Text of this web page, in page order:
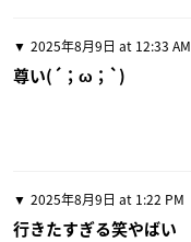
2025年8月9日 at 12:33 AM
尊い(´；ω；`)
2025年8月9日 at 1:22 PM
行きたすぎる笑やばい